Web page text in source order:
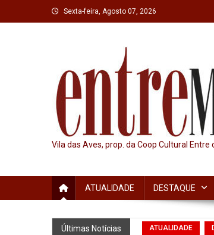
to
Sexta-feira, Agosto 07, 2026
Vila das Aves, prop. da Coop Cultural Entre
ATUALIDADE DESTAQUE
Últimas Notícias
CRÓNICAS/
ATUALIDADE